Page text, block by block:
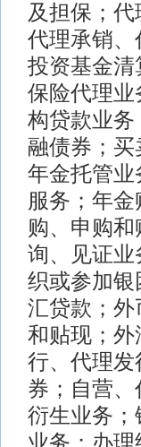
及担保；代
代理承销
投资基金清
保险代理
构贷款业务
融债券；
年金托管业
服务；年
购、申购
询、见证
织或参加
汇贷款；
和贴现；外
行、代理
券；自营
衍生业务